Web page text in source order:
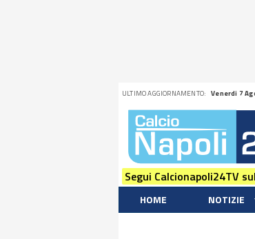
ULTIMO AGGIORNAMENTO: Venerdi 7
Segui Calcionapoli24TV
HOME NOTIZIE